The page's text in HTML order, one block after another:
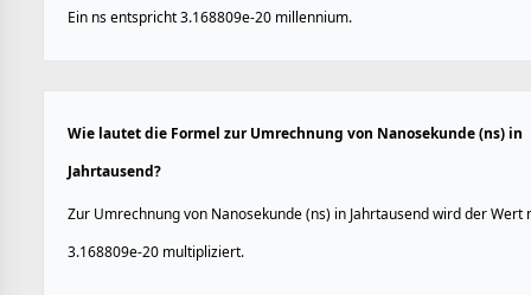
Ein ns entspricht 3.168809e-20 millennium.
Wie lautet die Formel zur Umrechnung von Nanosekunde (ns) in
Jahrtausend?
Zur Umrechnung von Nanosekunde (ns) in Jahrtausend wird der Wert
3.168809e-20 multipliziert.